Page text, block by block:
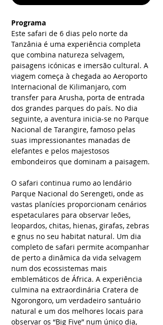
Programa
Este safari de 6 dias pelo norte da
Tanzânia é uma experiência completa
que combina natureza selvagem,
paisagens icónicas e imersão cultural. A
viagem começa à chegada ao Aeroporto
Internacional de Kilimanjaro, com
transfer para Arusha, porta de entrada
dos grandes parques do país. No dia
seguinte, a aventura inicia-se no Parque
Nacional de Tarangire, famoso pelas
suas impressionantes manadas de
elefantes e pelos majestosos
embondeiros que dominam a paisagem.
O safari continua rumo ao lendário
Parque Nacional do Serengeti, onde as
vastas planícies proporcionam cenários
espetaculares para observar leões,
leopardos, chitas, hienas, girafas, zebras
e gnus no seu habitat natural. Um dia
completo de safari permite acompanhar
de perto a dinâmica da vida selvagem
num dos ecossistemas mais
emblemáticos de África. A experiência
culmina na extraordinária Cratera de
Ngorongoro, um verdadeiro santuário
natural e um dos melhores locais para
observar os “Big Five” num único dia,